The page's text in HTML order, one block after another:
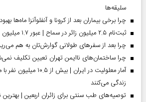
سلیقه‌ها
چرا برخی بیماران بعد از کرونا و آنفلوآنزا ماه‌ها
ثبت‌نام ۲.۵ میلیون زائر در سماح | عبور ۱.۷ میلیون نفر از مرز‌های اربعین
چرا بعد از سفرهای طولانی گوارش‌تان به هم
چرا ساختمان‌های ناایمن تهران تعیین تکلیف
آمار معلولیت در ایران |
زندگی می‌کنند
توصیه‌های طب سنتی برای زائران اربعین |